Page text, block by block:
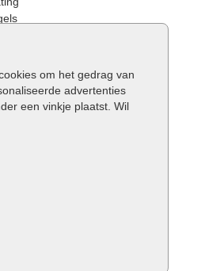
om het gedrag van
advertenties
een vinkje plaatst. Wil